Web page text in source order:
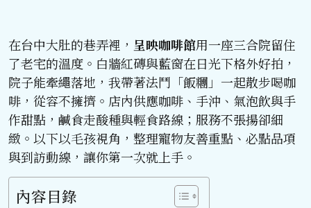
在台中大肚的巷弄裡， 呈映咖啡館用一座三合院留住
了老宅的溫度。白牆紅磚與藍窗在日光下格外好拍，
院子能牽繩落地，我帶著法鬥「飯糰」一起散步喝咖
啡，從容不擁擠。店內供應咖啡、手沖、氣泡飲與手
作甜點，鹹食走酸種與輕食路線；服務不張揚卻細
緻。以下以毛孩視角，整理寵物友善重點、必點品項
與到訪動線，讓你第一次就上手。
內容目錄